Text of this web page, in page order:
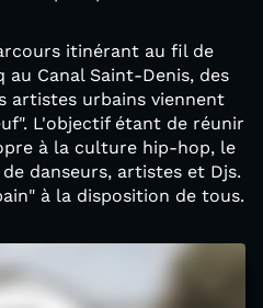
itinérant au fil de
au Canal Saint-Denis, des
artistes urbains viennent
L'objectif étant de réunir
à la culture hip-hop, le
danseurs, artistes et Djs.
à la disposition de tous.